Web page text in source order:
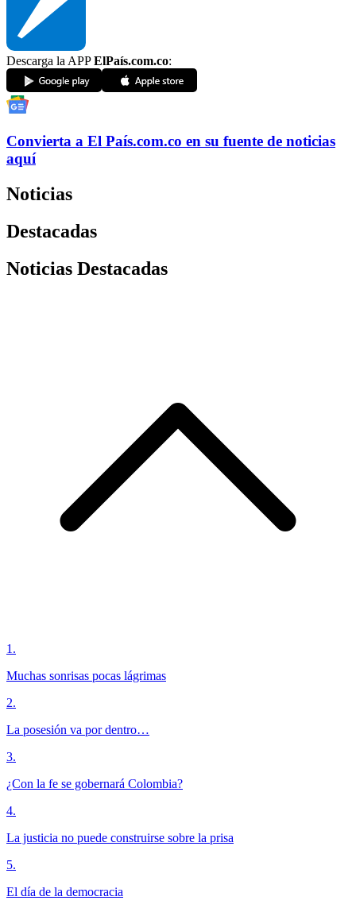
Descarga la APPElPaís.com.co:
Convierta a El País.com.co en su fuente de noticias
aquí
Noticias
Destacadas
Noticias Destacadas
1 .
Muchas sonrisas pocas lágrimas
2.
La posesión va por dentro…
3.
¿Con la fe se gobernará Colombia?
4.
La justicia no puede construirse sobre la prisa
5.
El día de la democracia